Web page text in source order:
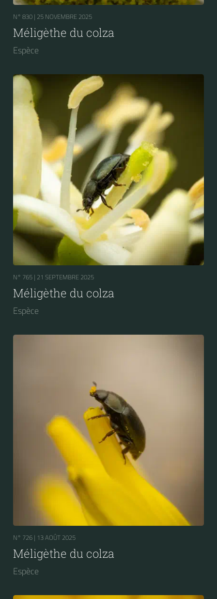
N° 830 | 25 NOVEMBRE 2025
Méligèthe du colza
Espèce
N° 765 | 21 SEPTEMBRE 2025
Méligèthe du colza
Espèce
N° 726 | 13 AOÛT 2025
Méligèthe du colza
Espèce